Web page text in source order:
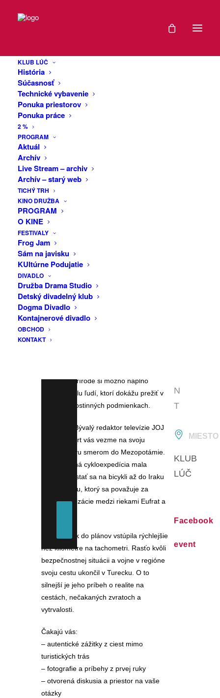
KLUB LÚČ
História
Súčasnosť
Technické vybavenie
Ponuka priestorov
Ponuka práce
2 %
PROGRAM
Aktuál
Archív
Live Stream – archiv
Archív – starý web
TICHÝ TRH
KINO DRUŽBA
PROGRAM
O KINE
FESTIVALY
Frog Jam
Sám na javisku
KUltúrne Podujatie
DIVADLO
Družba Drama Studio
Detský divadelný klub
Dogma Divadlo
Kontajnerové divadlo
OBCHOD
KONTAKT
Ekkert & Jožo
Terem :
Mezopotámia na
bicykli a
Mongolsko na
soboch
Zaži večer plný autentických príbehov z
ciest, ktoré sa ani náhodou nepodobajú
na bežné dovolenky.
Od 18.00: Jazdil už niekto z vás na
sobovi? Prípadne z neho spadol do
rieky? O netradičnej expedícii
porozpráva Jožo Terem – srdcom i
povolaním dobrodruh, zakladateľ
cestovateľského portálu Dobrodruh.sk.
Kmeň Catánov, poslední jazdci na
soboch v Mongolsku, žije v izolovanej
oblasti tajgy – na miestach, kam nevedú
severskej prírode si možno naplno
uvedomiť silu ľudí, ktorí dokážu prežiť v
takých nehostinných podmienkach.
Od 19.30: Bývalý redaktor televízie JOJ
Rasťo Ekkert vás vezme na svoju
cyklovýpravu smerom do Mezopotámie.
Dobrodružná cykloexpedícia mala
ambíciu dostať sa na bicykli až do Iraku
– do regiónu, ktorý sa považuje za
kolísku civilizácie medzi riekami Eufrat a
Realita však do plánov vstúpila rýchlejšie
než kilometre na tachometri. Rasťo kvôli
bezpečnostnej situácii a vojne v regióne
svoju cestu ukončil v Turecku. O to
silnejší je jeho príbeh o realite na
cestách, nečakaných zvratoch a
vytrvalosti.
Čakajú vás:
– autentické zážitky z ciest mimo
turistických trás
– fotografie a príbehy z prvej ruky
– otvorená diskusia a priestor na vaše
otázky
DÁTUM
N
T
MIESTO
KLUB
LÚČ
Facebook
event